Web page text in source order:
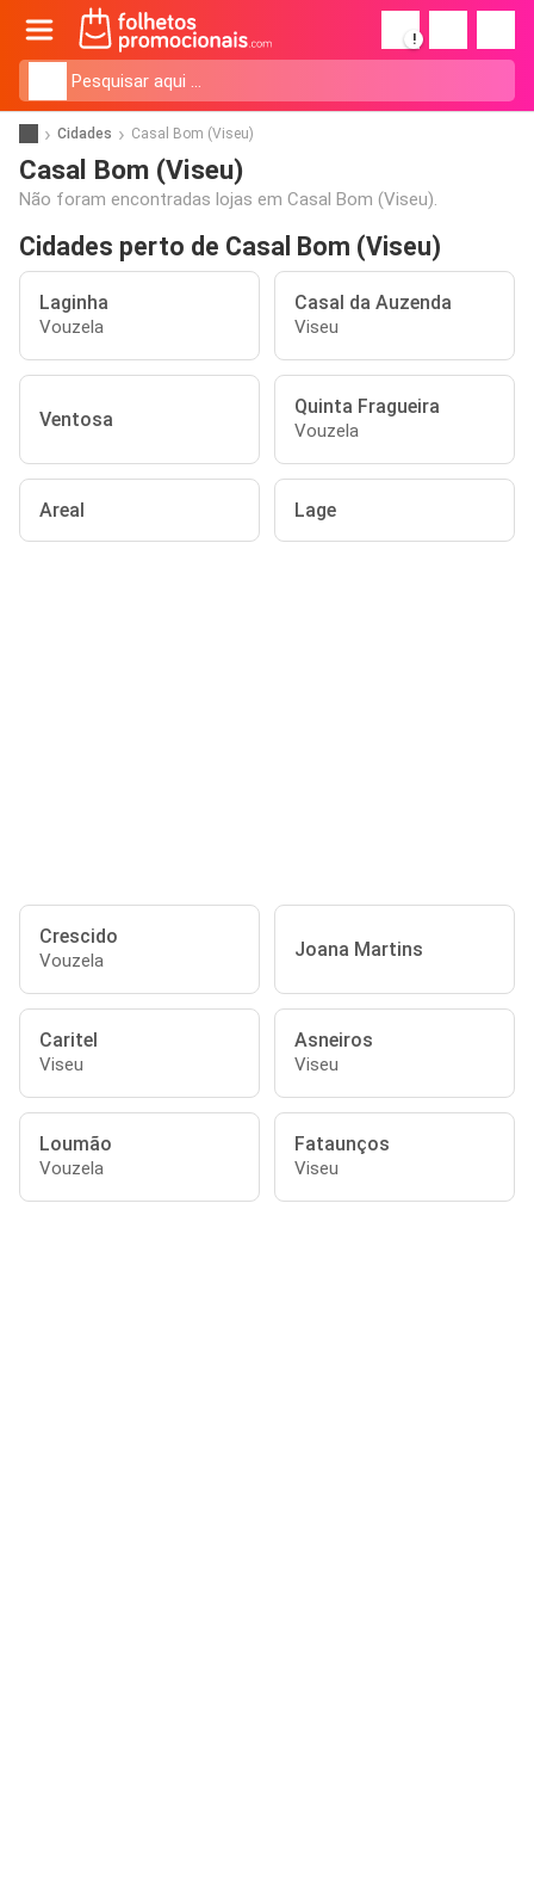
!
Cidades Casal Bom (Viseu)
Casal Bom (Viseu)
Não foram encontradas lojas em Casal Bom (Viseu).
Cidades perto de Casal Bom (Viseu)
Laginha
Vouzela
Casal da Auzenda
Viseu
Ventosa
Quinta Fragueira
Vouzela
Areal Lage
Crescido
Vouzela Joana Martins
Caritel
Viseu
Asneiros
Viseu
Loumão
Vouzela
Fataunços
Viseu